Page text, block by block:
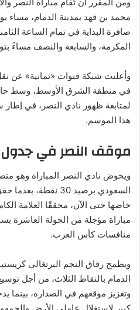
محمد بن فهد بمدينة الدمام، مساء
صافرة البداية في تمام الساعة
المكرمة، والسابعة والنصف مساءً
وأعلنت شبكة قنوات «ثمانية» عن
في منطقة الشرق الأوسط، وسط
لمتابعة ظهور نادي النصر، في
هذا الموسم.
موقف النصر في
ويخوض نادي النصر المباراة وهو
السعودي برصيد 30
خاضها حتى الآن، محققًا العلامة
مباراة مؤجلة من الجولة العاشرة
منافسات كأس العرب.
ويطمح رفاق النجم البرتغالي
الدمام بالنقاط الثلاث، من أجل
وتعزيز موقعهم في الصدارة، بينما